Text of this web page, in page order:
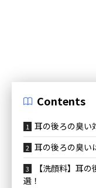
Contents
耳の後ろの臭い
耳の後ろの臭い
【洗顔料】耳
選！